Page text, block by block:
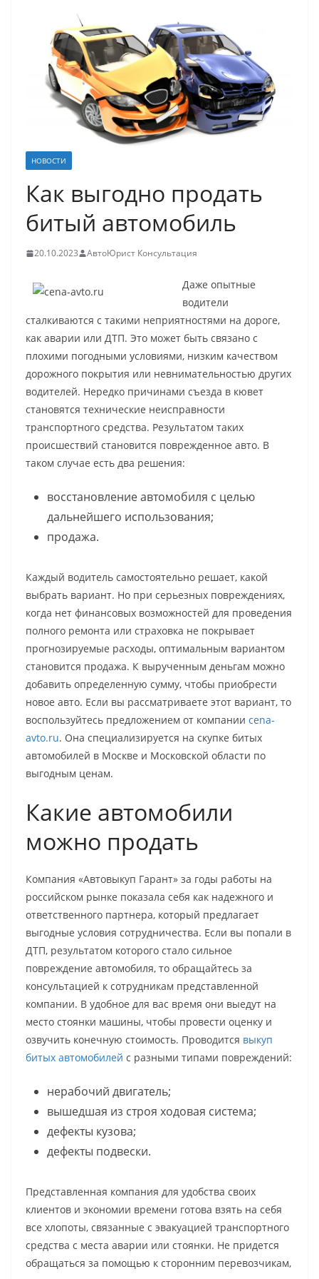
НОВОСТИ
Как выгодно продать
битый автомобиль
20.10.2023 АвтоЮрист Консультация
Даже опытные
водители
сталкиваются с такими неприятностями на дороге,
как аварии или ДТП. Это может быть связано с
плохими погодными условиями, низким качеством
дорожного покрытия или невнимательностью других
водителей. Нередко причинами съезда в кювет
становятся технические неисправности
транспортного средства. Результатом таких
происшествий становится поврежденное авто. В
таком случае есть два решения:
восстановление автомобиля с целью
дальнейшего использования;
продажа.
Каждый водитель самостоятельно решает, какой
выбрать вариант. Но при серьезных повреждениях,
когда нет финансовых возможностей для проведения
полного ремонта или страховка не покрывает
прогнозируемые расходы, оптимальным вариантом
становится продажа. К вырученным деньгам можно
добавить определенную сумму, чтобы приобрести
новое авто. Если вы рассматриваете этот вариант, то
воспользуйтесь предложением от компании cena-
avto.ru. Она специализируется на скупке битых
автомобилей в Москве и Московской области по
выгодным ценам.
Какие автомобили
можно продать
Компания «Автовыкуп Гарант» за годы работы на
российском рынке показала себя как надежного и
ответственного партнера, который предлагает
выгодные условия сотрудничества. Если вы попали в
ДТП, результатом которого стало сильное
повреждение автомобиля, то обращайтесь за
консультацией к сотрудникам представленной
компании. В удобное для вас время они выедут на
место стоянки машины, чтобы провести оценку и
озвучить конечную стоимость. Проводится выкуп
битых автомобилей с разными типами повреждений:
нерабочий двигатель;
вышедшая из строя ходовая система;
дефекты кузова;
дефекты подвески.
Представленная компания для удобства своих
клиентов и экономии времени готова взять на себя
все хлопоты, связанные с эвакуацией транспортного
средства с места аварии или стоянки. Не придется
обращаться за помощью к сторонним перевозчикам,